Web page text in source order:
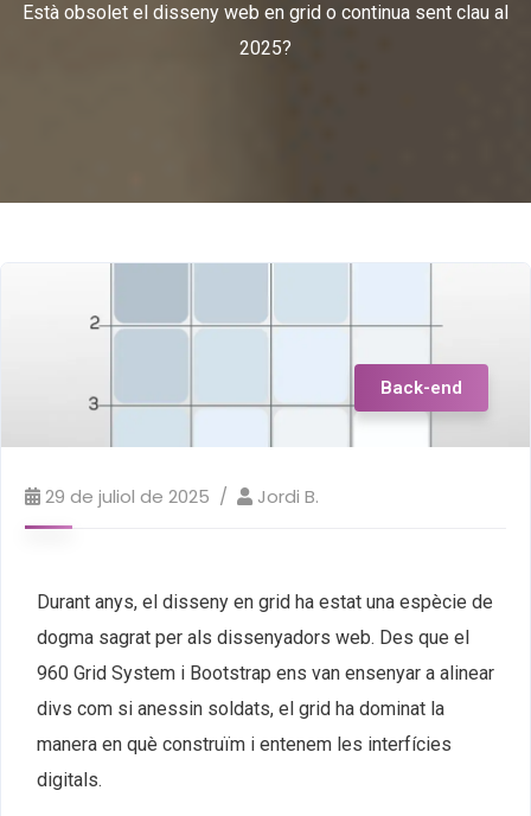
Està obsolet el disseny web en grid o continua sent clau al
2025?
Back-end
29 de juliol de 2025 Jordi B.
Durant anys, el disseny en grid ha estat una espècie de
dogma sagrat per als dissenyadors web. Des que el
960 Grid System i Bootstrap ens van ensenyar a alinear
divs com si anessin soldats, el grid ha dominat la
manera en què construïm i entenem les interfícies
digitals.